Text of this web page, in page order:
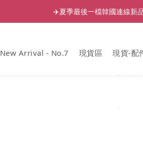
✈️夏季最後一檔韓國連線
New Arrival - No.7 現貨區 現貨-配